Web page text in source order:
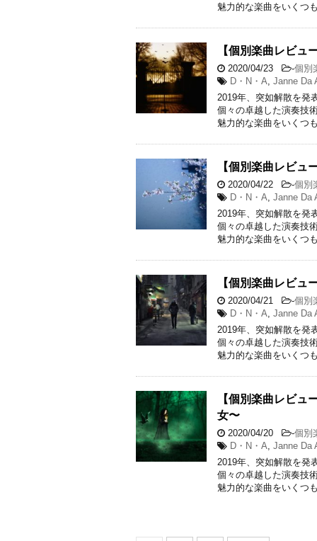
魅力的な楽曲をいくつ
【個別楽曲レビ
2020/04/23 -個別
D・N・A Janne Da
2019年、突如解散を発
個々の卓越した演奏技
魅力的な楽曲をいくつ
【個別楽曲レビュ
2020/04/22 -個別
D・N・A Janne Da
2019年、突如解散を発
個々の卓越した演奏技
魅力的な楽曲をいくつ
【個別楽曲レビ
2020/04/21 -個別
D・N・A Janne Da
2019年、突如解散を発
個々の卓越した演奏技
魅力的な楽曲をいくつ
【個別楽曲レビ
女〜
2020/04/20 -個別
D・N・A Janne Da
2019年、突如解散を発
個々の卓越した演奏技
魅力的な楽曲をいくつ